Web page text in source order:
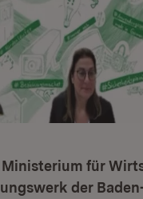
Ministerium für
der